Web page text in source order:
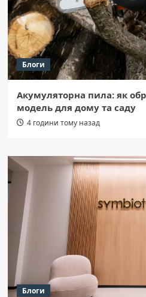
Блоги
Акумуляторна пила: як
модель для дому та саду
4 години тому назад
Блоги